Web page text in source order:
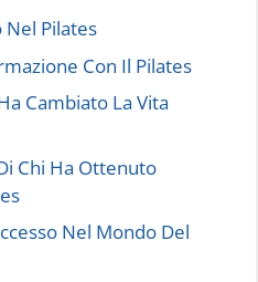
Nel Pilates
Con Il Pilates
Cambiato La Vita
Chi Ha Ottenuto
Nel Mondo Del